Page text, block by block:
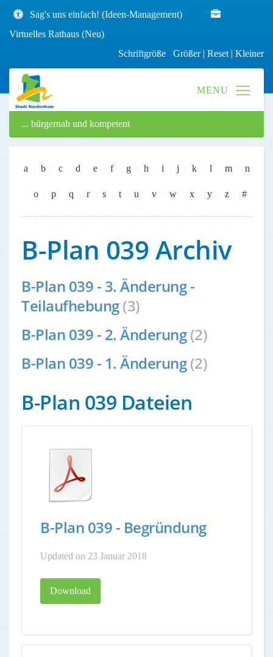
Sag's uns einfach! (Ideen-Management)
Virtuelles Rathaus (Neu)
Schriftgröße Größer| Reset | Kleiner
... bürgernah und kompetent
a b c d e f g h i j k l m n
o p q r s t u v w x y z #
B-Plan 039 Archiv
B-Plan 039 - 3. Änderung -
Teilaufhebung(3)
B-Plan 039 - 2. Änderung (2)
B-Plan 039 - 1. Änderung (2)
B-Plan 039 Dateien
B-Plan 039 - Begründung
Updated on 23 Januar 2018
Download